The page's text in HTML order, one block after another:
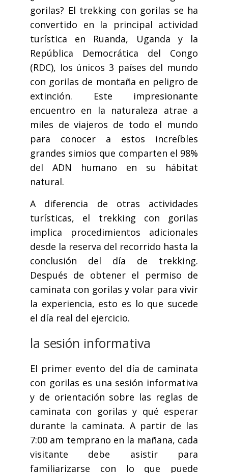
gorilas? El trekking con gorilas se ha
convertido en la principal actividad
turística en Ruanda, Uganda y la
República Democrática del Congo
(RDC), los únicos 3 países del mundo
con gorilas de montaña en peligro de
extinción. Este impresionante
encuentro en la naturaleza atrae a
miles de viajeros de todo el mundo
para conocer a estos increíbles
grandes simios que comparten el 98%
del ADN humano en su hábitat
natural.
A diferencia de otras actividades
turísticas, el trekking con gorilas
implica procedimientos adicionales
desde la reserva del recorrido hasta la
conclusión del día de trekking.
Después de obtener el permiso de
caminata con gorilas y volar para vivir
la experiencia, esto es lo que sucede
el día real del ejercicio.
la sesión informativa
El primer evento del día de caminata
con gorilas es una sesión informativa
y de orientación sobre las reglas de
caminata con gorilas y qué esperar
durante la caminata. A partir de las
7:00 am temprano en la mañana, cada
visitante debe asistir para
familiarizarse con lo que puede